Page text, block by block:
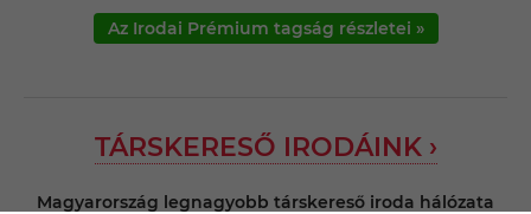
Az Irodai Prémium tagság részletei »
TÁRSKERESŐ IRODÁINK ›
Magyarország legnagyobb társkereső iroda hálózata